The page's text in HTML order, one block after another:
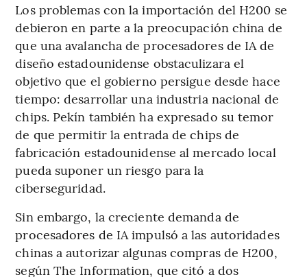
Los problemas con la importación del H200 se
debieron en parte a la preocupación china de
que una avalancha de procesadores de IA de
diseño estadounidense obstaculizara el
objetivo que el gobierno persigue desde hace
tiempo: desarrollar una industria nacional de
chips. Pekín también ha expresado su temor
de que permitir la entrada de chips de
fabricación estadounidense al mercado local
pueda suponer un riesgo para la
ciberseguridad.
Sin embargo, la creciente demanda de
procesadores de IA impulsó a las autoridades
chinas a autorizar algunas compras de H200,
según The Information, que citó a dos